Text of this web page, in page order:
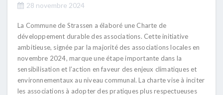
28 novembre 2024
La Commune de Strassen a élaboré une Charte de
développement durable des associations. Cette initiative
ambitieuse, signée par la majorité des associations locales en
novembre 2024, marque une étape importante dans la
sensibilisation et l’action en faveur des enjeux climatiques et
environnementaux au niveau communal. La charte vise à inciter
les associations à adopter des pratiques plus respectueuses